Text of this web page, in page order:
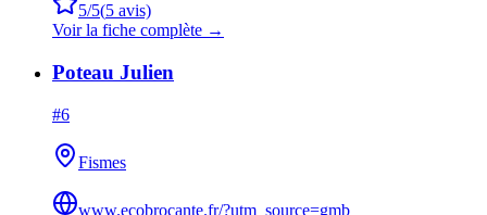
5/5(5 avis)
Voir la fiche complète →
Poteau Julien
#6
Fismes
www.ecobrocante.fr/?utm_source=gmb